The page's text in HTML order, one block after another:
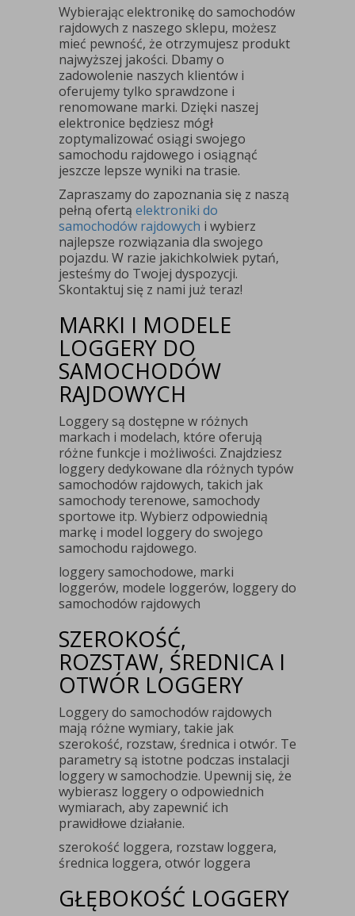
Wybierając elektronikę do samochodów
rajdowych z naszego sklepu, możesz
mieć pewność, że otrzymujesz produkt
najwyższej jakości. Dbamy o
zadowolenie naszych klientów i
oferujemy tylko sprawdzone i
renomowane marki. Dzięki naszej
elektronice będziesz mógł
zoptymalizować osiągi swojego
samochodu rajdowego i osiągnąć
jeszcze lepsze wyniki na trasie.
Zapraszamy do zapoznania się z naszą
pełną ofertą elektroniki do
samochodów rajdowych i wybierz
najlepsze rozwiązania dla swojego
pojazdu. W razie jakichkolwiek pytań,
jesteśmy do Twojej dyspozycji.
Skontaktuj się z nami już teraz!
MARKI I MODELE
LOGGERY DO
SAMOCHODÓW
RAJDOWYCH
Loggery są dostępne w różnych
markach i modelach, które oferują
różne funkcje i możliwości. Znajdziesz
loggery dedykowane dla różnych typów
samochodów rajdowych, takich jak
samochody terenowe, samochody
sportowe itp. Wybierz odpowiednią
markę i model loggery do swojego
samochodu rajdowego.
loggery samochodowe, marki
loggerów, modele loggerów, loggery do
samochodów rajdowych
SZEROKOŚĆ,
ROZSTAW, ŚREDNICA I
OTWÓR LOGGERY
Loggery do samochodów rajdowych
mają różne wymiary, takie jak
szerokość, rozstaw, średnica i otwór. Te
parametry są istotne podczas instalacji
loggery w samochodzie. Upewnij się, że
wybierasz loggery o odpowiednich
wymiarach, aby zapewnić ich
prawidłowe działanie.
szerokość loggera, rozstaw loggera,
średnica loggera, otwór loggera
GŁĘBOKOŚĆ LOGGERY